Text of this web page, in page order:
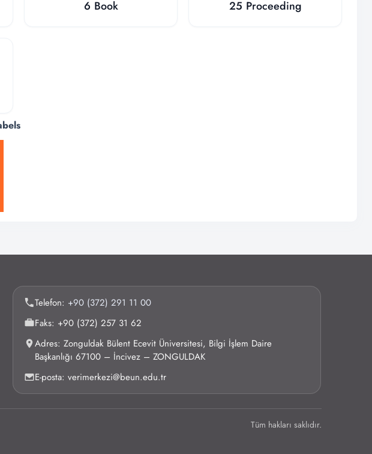
6 Book 25 Proceeding
Telefon: +90 (372) 291 11 00
Faks: +90 (372) 257 31 62
Adres: Zonguldak Bülent Ecevit Üniversitesi, Bilgi İşlem Daire
Başkanlığı 67100 – İncivez – ZONGULDAK
E-posta: verimerkezi@beun.edu.tr
Tüm hakları saklıdır.